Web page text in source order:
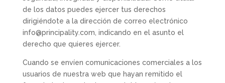
de los datos puedes ejercer tus derechos
dirigiéndote a la dirección de correo electrónico
info@principality.com, indicando en el asunto el
derecho que quieres ejercer.
Cuando se envíen comunicaciones comerciales a los
usuarios de nuestra web que hayan remitido el